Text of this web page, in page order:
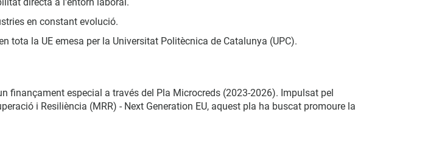
en constant evolució.
tota la UE emesa per la Universitat Politècnica de Catalunya (UPC).
finançament especial a través del Pla Microcreds (2023-2026). Impulsat pel
i Resiliència (MRR) - Next Generation EU, aquest pla ha buscat promoure la